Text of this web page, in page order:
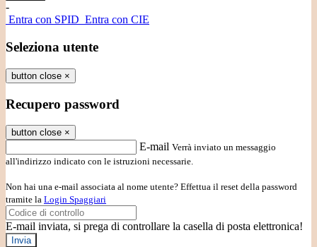
-
Entra con SPID Entra con CIE
Seleziona utente
button close ×
Recupero password
button close ×
E-mail Verrà inviato un messaggio
all'indirizzo indicato con le istruzioni necessarie.
Non hai una e-mail associata al nome utente? Effettua il reset della password
tramite la Login Spaggiari
E-mail inviata, si prega di controllare la casella di posta elettronica!